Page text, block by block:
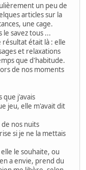
un peu de
articles sur la
une cage.
savez tous ...
était là : elle
et relaxations
que d'habitude.
de nos moments
que j'avais
jeu, elle m'avait dit
nos nuits
si je ne la mettais
le souhaite, ou
a envie, prend du